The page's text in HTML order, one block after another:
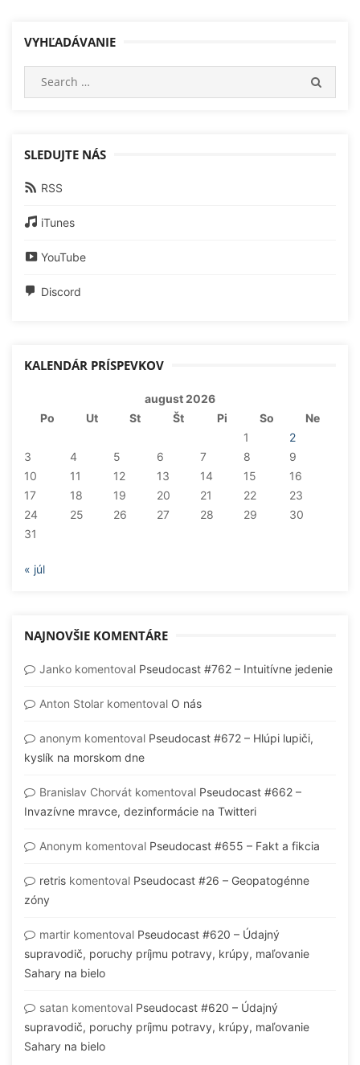
VYHĽADÁVANIE
SLEDUJTE NÁS
RSS
iTunes
YouTube
Discord
KALENDÁR PRÍSPEVKOV
august 2026
Po
Ut St Št Pi So
Ne
1
2
3
4 5 6 7 8
9
10
11 12 13 14 15
16
17
18 19 20 21 22
23
24
25 26 27 28 29
30
31
« júl
NAJNOVŠIE KOMENTÁRE
Janko komentoval Pseudocast #762 – Intuitívne jedenie
Anton Stolar komentoval O nás
anonym komentoval Pseudocast #672 – Hlúpi lupiči,
kyslík na morskom dne
Branislav Chorvát komentoval Pseudocast #662 –
Invazívne mravce, dezinformácie na Twitteri
Anonym komentoval Pseudocast #655 – Fakt a fikcia
retris komentoval Pseudocast #26 – Geopatogénne
zóny
martir komentoval Pseudocast #620 – Údajný
supravodič, poruchy príjmu potravy, krúpy, maľovanie
Sahary na bielo
satan komentoval Pseudocast #620 – Údajný
supravodič, poruchy príjmu potravy, krúpy, maľovanie
Sahary na bielo